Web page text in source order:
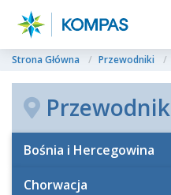
Strona Główna Przewodniki
Bośnia i Hercegowina
Chorwacja